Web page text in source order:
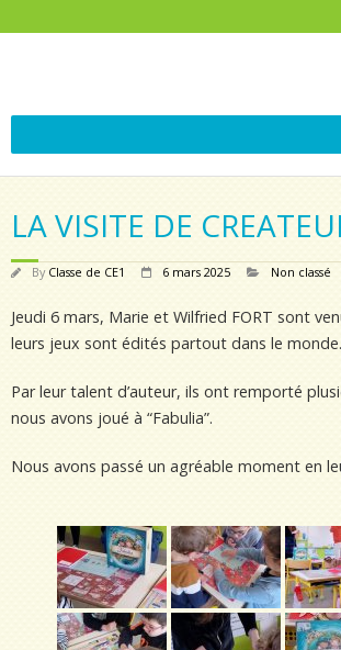
LA VISITE DE
By Classe de CE1 6 mars 2025 Non classé
Jeudi 6 mars, Marie et Wilfried FORT sont
leurs jeux sont édités partout dans le
Par leur talent d’auteur, ils ont remporté
nous avons joué à “Fabulia”.
Nous avons passé un agréable moment en